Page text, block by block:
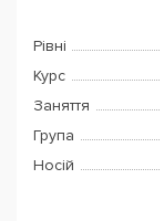
Рівні
Курс
Заняття
Група
Носій